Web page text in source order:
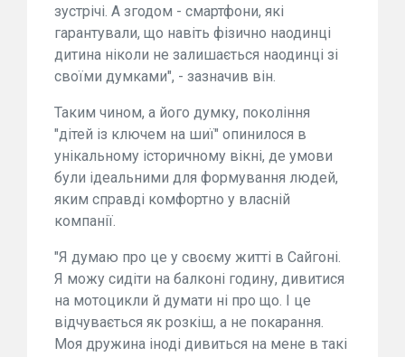
зустрічі. А згодом - смартфони, які
гарантували, що навіть фізично наодинці
дитина ніколи не залишається наодинці зі
своїми думками", - зазначив він.
Таким чином, а його думку, покоління
"дітей із ключем на шиї" опинилося в
унікальному історичному вікні, де умови
були ідеальними для формування людей,
яким справді комфортно у власній
компанії.
"Я думаю про це у своєму житті в Сайгоні.
Я можу сидіти на балконі годину, дивитися
на мотоцикли й думати ні про що. І це
відчувається як розкіш, а не покарання.
Моя дружина іноді дивиться на мене в такі